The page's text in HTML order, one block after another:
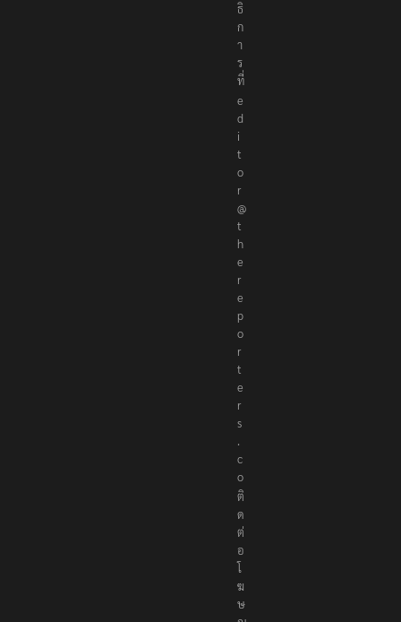
ธิ
ก
า
ร
ที่
e
d
i
t
o
r
@
t
h
e
r
e
p
o
r
t
e
r
s
.
c
o
ติ
ด
ต่
อ
โ
ฆ
ษ